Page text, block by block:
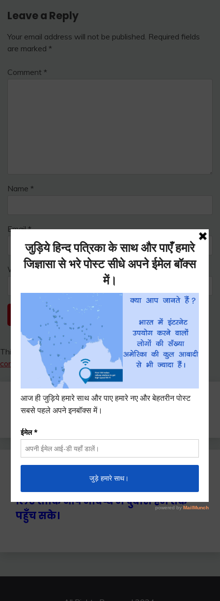
Leave a Reply
Your email address will not be published. Required fields
are marked *
Comment *
Name *
Email*
Website
This site uses Akismet to reduce spam.Learn how your
comment data is processed.
Search
for:
Ctrl+D दबाएँ हमे बुकमार्क / सेव करने के
लिए ताकि आप भविष्य में दुबारा हम तक
पहुँच सके।